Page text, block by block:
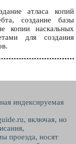
атласа копий
создание базы
копии наскальных
для создания
индексируемая
включая, но
проезда, носят